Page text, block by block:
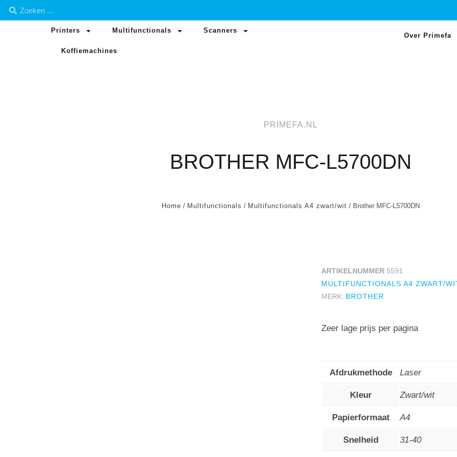
Printers Multifunctionals Scanners
Koffiemachines
Over Primefa
PRIMEFA.NL
BROTHER MFC-L5700DN
Home / Multifunctionals / Multifunctionals A4 zwart/wit / Brother MFC-L5700DN
ARTIKELNUMMER 5591
MULTIFUNCTIONALS A4 ZWART/
MERK: BROTHER
Zeer lage prijs per pagina
Afdrukmethode Laser
Kleur Zwart/wit
Papierformaat A4
Snelheid 31-40